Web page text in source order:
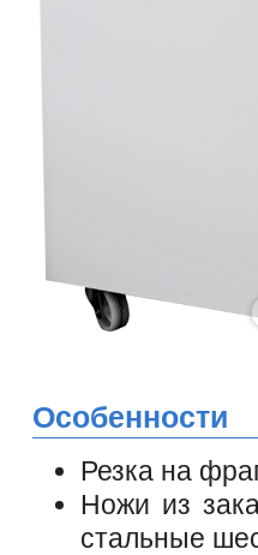
Особенности
Резка на
Ножи из
стальные